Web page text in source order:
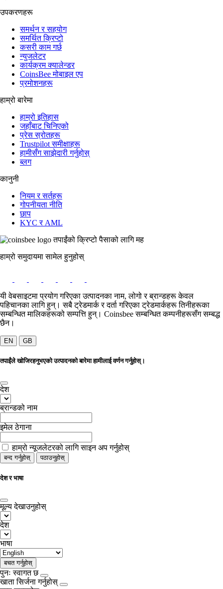
उपकरणहरू
समर्थन र सहयोग
समर्थित क्रिप्टो
कसरी काम गर्छ
न्युजलेटर
कार्यक्रम क्यालेन्डर
CoinsBee मोबाइल एप
प्रमोशनहरू
हाम्रो बारेमा
हाम्रो इतिहास
जहाँबाट चिनिएको
प्रेस स्रोतहरू
Trustpilot समीक्षाहरू
हामीसँग साझेदारी गर्नुहोस्
ब्लग
कानुनी
नियम र सर्तहरू
गोपनीयता नीति
छाप
KYC र AML
तपाईंको क्रिप्टो पैसाको लागि मह
हाम्रो समुदायमा सामेल हुनुहोस्
यी वेबसाइटमा प्रयोग गरिएका उत्पादनका नाम, लोगो र ब्रान्डहरू केवल
पहिचानका लागि हुन्। सबै ट्रेडमार्क र दर्ता गरिएका ट्रेडमार्कहरू तिनीहरूका
सम्बन्धित मालिकहरूको सम्पत्ति हुन्। Coinsbee सम्बन्धित कम्पनीहरूसँग सम्बद्ध
छैन।
EN GB
तपाईंले खोजिरहनुभएको उत्पादनको बारेमा हामीलाई वर्णन गर्नुहोस्।
देश
ब्रान्डको नाम
इमेल ठेगाना
हाम्रो न्यूजलेटरको लागि साइन अप गर्नुहोस्
बन्द गर्नुहोस् पठाउनुहोस्
देश र भाषा
मूल्य देखाउनुहोस्
देश
भाषा
बचत गर्नुहोस्
पुनः स्वागत छ
खाता सिर्जना गर्नुहोस्